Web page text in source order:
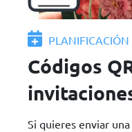
PLANIFICACIÓN
Códigos
Si quieres enviar